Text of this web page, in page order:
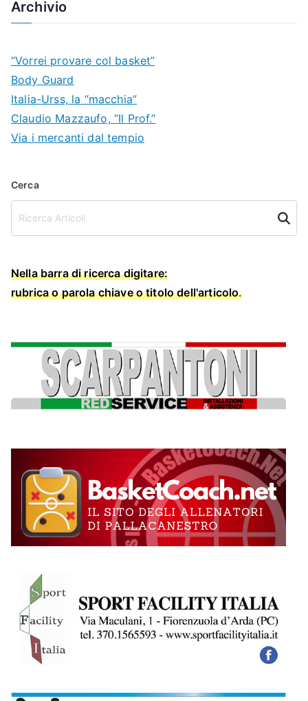
Archivio
“Vorrei provare col basket”
Body Guard
Italia-Urss, la “macchia”
Claudio Mazzaufo, “Il Prof.”
Via i mercanti dal tempio
Cerca
Cerca
Nella barra di ricerca digitare:
rubrica o parola chiave o titolo dell'articolo.